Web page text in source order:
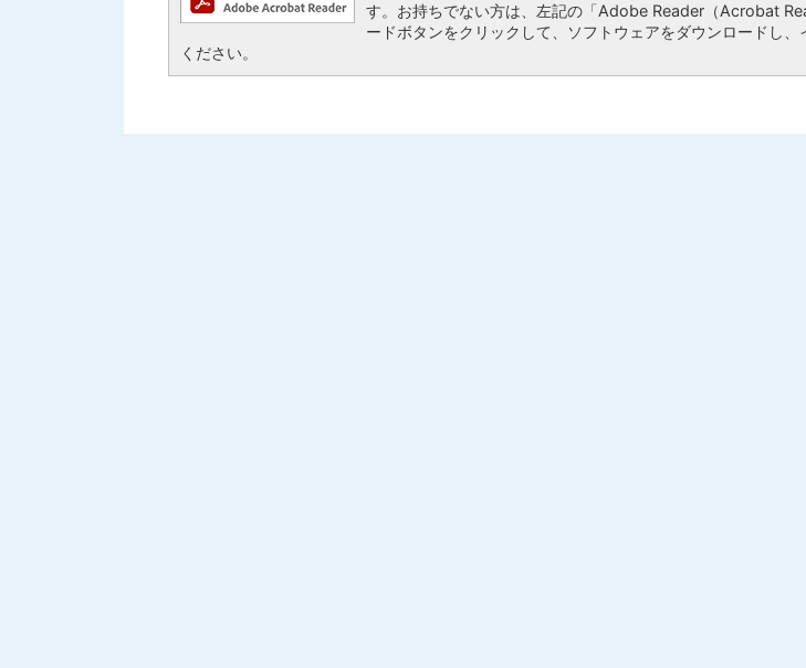
す。お持ちでない方は、左記の「Adobe Reader（Acrobat
ードボタンをクリックして、ソフトウェアをダウンロードし、
ください。